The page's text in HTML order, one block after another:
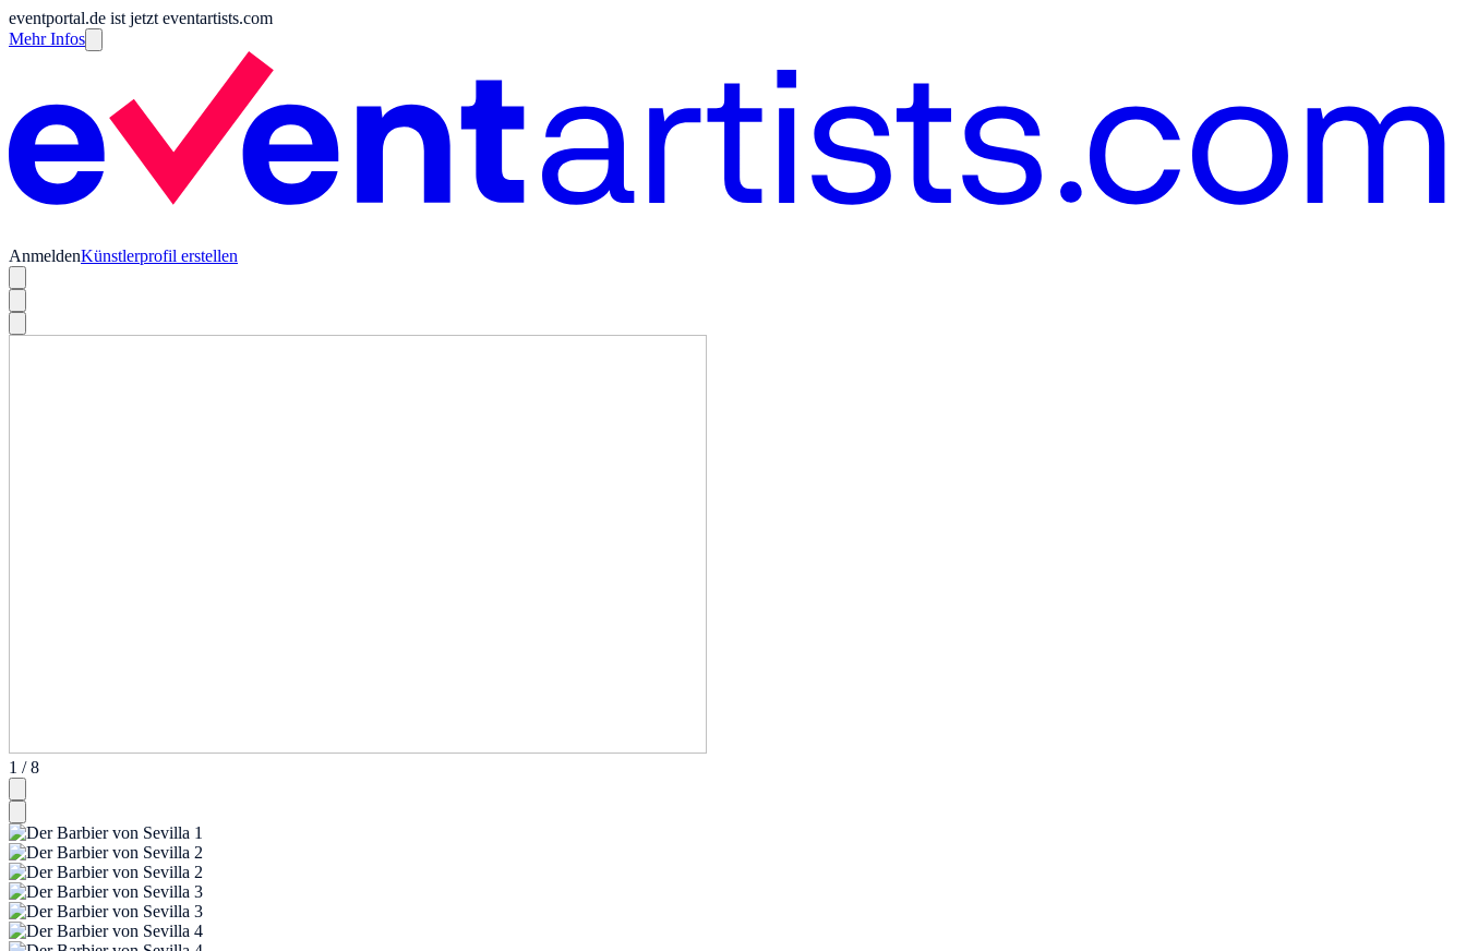
eventportal.de ist jetzt eventartists.com
Mehr Infos
AnmeldenKünstlerprofil erstellen
1 / 8